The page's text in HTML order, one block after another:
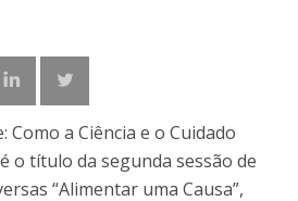
Como a Ciência e o Cuidado
o título da segunda sessão de
“Alimentar uma Causa”,